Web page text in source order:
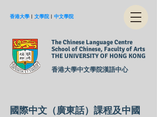
香港大學 ︱ 文學院 ︱ 中文學院
The Chinese Language Centre
School of Chinese, Faculty of Arts
THE UNIVERSITY OF HONG KONG
香港大學中文學院漢語中心
國際中文（廣東話）課程及中國